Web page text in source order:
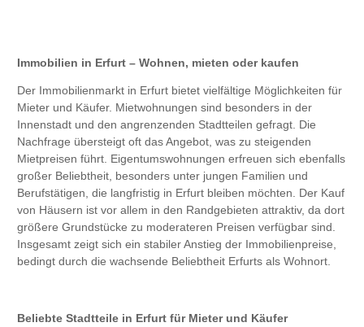
Immobilien in Erfurt – Wohnen, mieten oder kaufen
Der Immobilienmarkt in Erfurt bietet vielfältige Möglichkeiten für
Mieter und Käufer. Mietwohnungen sind besonders in der
Innenstadt und den angrenzenden Stadtteilen gefragt. Die
Nachfrage übersteigt oft das Angebot, was zu steigenden
Mietpreisen führt. Eigentumswohnungen erfreuen sich ebenfalls
großer Beliebtheit, besonders unter jungen Familien und
Berufstätigen, die langfristig in Erfurt bleiben möchten. Der Kauf
von Häusern ist vor allem in den Randgebieten attraktiv, da dort
größere Grundstücke zu moderateren Preisen verfügbar sind.
Insgesamt zeigt sich ein stabiler Anstieg der Immobilienpreise,
bedingt durch die wachsende Beliebtheit Erfurts als Wohnort.
Beliebte Stadtteile in Erfurt für Mieter und Käufer